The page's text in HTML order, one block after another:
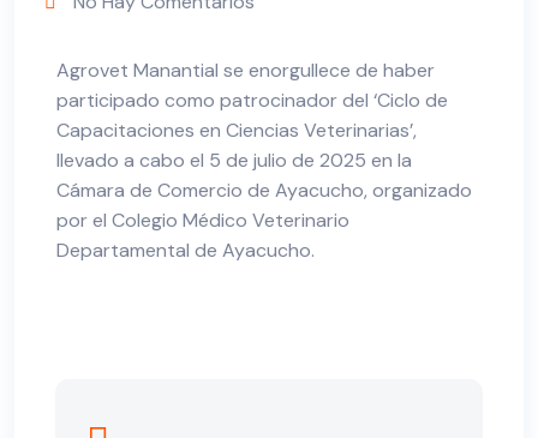
Agrovet Manantial se enorgullece de haber
participado como patrocinador del ‘Ciclo de
Capacitaciones en Ciencias Veterinarias’,
llevado a cabo el 5 de julio de 2025 en la
Cámara de Comercio de Ayacucho, organizado
por el Colegio Médico Veterinario
Departamental de Ayacucho.